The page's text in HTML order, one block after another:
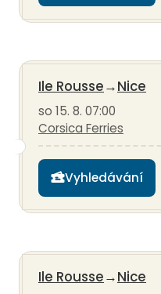
Ile Rousse→Nice
so 15. 8. 07:00
Corsica Ferries
Vyhledávání
Ile Rousse→Nice